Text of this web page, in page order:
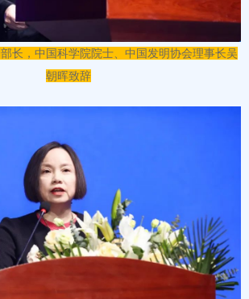
长，中国科学院院士、中国发明协会理事长吴
朝晖致辞